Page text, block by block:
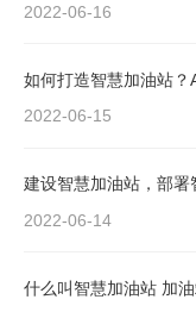
2022-06-16
如何打造智慧加油站
2022-06-15
建设智慧加油站，部
2022-06-14
什么叫智慧加油站 加